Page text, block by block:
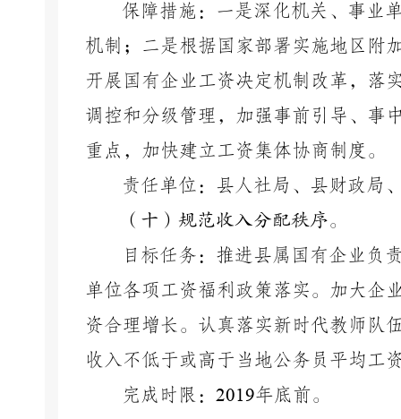
保障措施：一是深化机关、事业
机制；二是根据国家部署实施地区附
开展国有企业工资决定机制改革，落
调控和分级管理，加强事前引导、事
重点，加快建立工资集体协商制度。
责任单位：县人社局、县财政局
（十）规范收入分配秩序。
目标任务：推进县属国有企业负
单位各项工资福利政策落实。加大企
资合理增长。认真落实新时代教师队
收入不低于或高于当地公务员平均工
完成时限： 2019年底前。